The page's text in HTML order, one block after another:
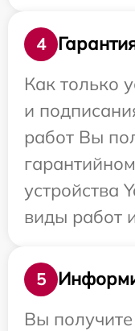
4
Как только
и
работ Вы
устройства
виды работ
5
Вы